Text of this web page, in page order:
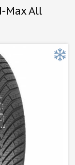
Max All